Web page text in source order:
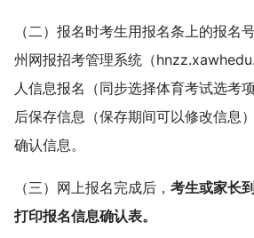
（二）报名时考生用报名条上的报名
州网报招考管理系统（
人信息报名（同步选择体育考试选考
后保存信息（保存期间可以修改信息
确认信息。
（三）网上报名完成后， 考生或家长
打印报名信息确认表。